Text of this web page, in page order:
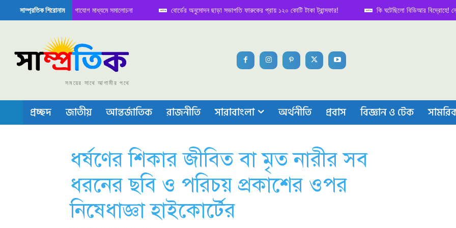
সাম্প্রতিক শিরোনাম
বৈঠক নিয়ে সামাজিক যোগাযোগ মাধ্যমে সমালোচনা বোর্ডের অনুমোদন ছাড়া সভাপতি ফারুকের প্রায় ১২০ কোটি টাকা ট্রান্সফার! কি ঘটেছিলো বিডিআর বিদ্রোহে! নেপথ্য
বা চীপ তৈরিতে নিজের শক্ত অবস্থান জানান দিচ্ছে চীন
সময়ের সাথে আগামীর পথে
প্রচ্ছদ জাতীয় আন্তর্জাতিক রাজনীতি সারাবাংলা অর্থনীতি প্রবাস বিজ্ঞান ও টেক
ধর্ষণের শিকার জীবিত বা মৃত নারীর সব
ধরনের ছবি ও পরিচয় প্রকাশের ওপর
নিষেধাজ্ঞা হাইকোর্টের